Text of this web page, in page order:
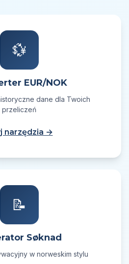
💱
EUR/NOK
dane dla Twoich
przeliczeń
narzędzia →
📝
Søknad
w norweskim stylu